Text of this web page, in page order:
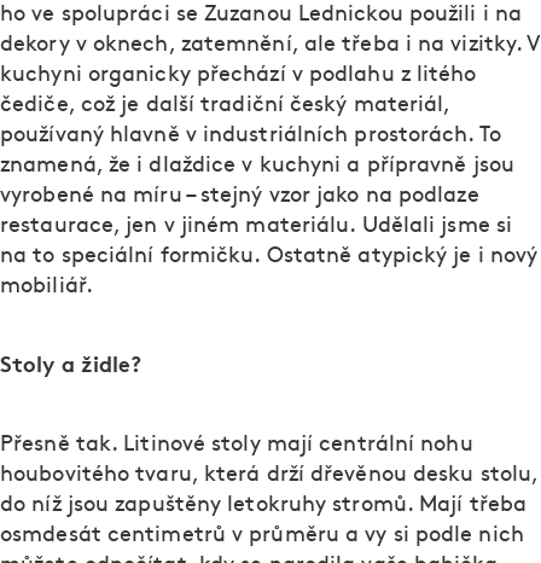
ho ve spolupráci se Zuzanou Lednickou použili i na
dekory v oknech, zatemnění, ale třeba i na vizitky. V
kuchyni organicky přechází v podlahu z litého
čediče, což je další tradiční český materiál,
používaný hlavně v industriálních prostorách. To
znamená, že i dlaždice v kuchyni a přípravně jsou
vyrobené na míru – stejný vzor jako na podlaze
restaurace, jen v jiném materiálu. Udělali jsme si
na to speciální formičku. Ostatně atypický je i nový
mobiliář.
Stoly a židle?
Přesně tak. Litinové stoly mají centrální nohu
houbovitého tvaru, která drží dřevěnou desku stolu,
do níž jsou zapuštěny letokruhy stromů. Mají třeba
osmdesát centimetrů v průměru a vy si podle nich